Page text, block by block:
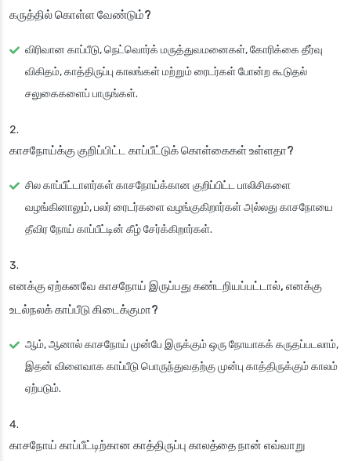
கருத்தில் கொள்ள வேண்டும்?
விரிவான காப்பீடு, நெட்வொர்க் மருத்துவமனைகள், கோரிக்கை தீர்வு
விகிதம், காத்திருப்பு காலங்கள் மற்றும் ரைடர்கள் போன்ற கூடுதல்
சலுகைகளைப் பாருங்கள்.
காசநோய்க்கு குறிப்பிட்ட காப்பீட்டுக் கொள்கைகள் உள்ளதா?
சில காப்பீட்டாளர்கள் காசநோய்க்கான குறிப்பிட்ட பாலிசிகளை
வழங்கினாலும், பலர் ரைடர்களை வழங்குகிறார்கள் அல்லது காசநோயை
தீவிர நோய் காப்பீட்டின் கீழ் சேர்க்கிறார்கள்.
எனக்கு ஏற்கனவே காசநோய் இருப்பது கண்டறியப்பட்டால், எனக்கு
உடல்நலக் காப்பீடு கிடைக்குமா?
ஆம், ஆனால் காசநோய் முன்பே இருக்கும் ஒரு நோயாகக் கருதப்படலாம்,
இதன் விளைவாக காப்பீடு பொருந்துவதற்கு முன்பு காத்திருக்கும் காலம்
ஏற்படும்.
காசநோய் காப்பீட்டிற்கான காத்திருப்பு காலத்தை நான் எவ்வாறு